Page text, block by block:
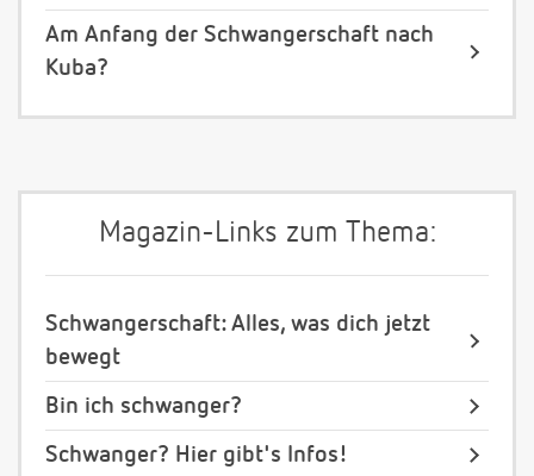
Am Anfang der Schwangerschaft nach
Kuba?
Magazin-Links zum Thema:
Schwangerschaft: Alles, was dich jetzt
bewegt
Bin ich schwanger?
Schwanger? Hier gibt's Infos!